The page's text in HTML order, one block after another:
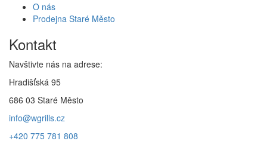
O nás
Prodejna Staré Město
Kontakt
Navštivte nás na adrese:
Hradišťská 95
686 03 Staré Město
info@wgrills.cz
+420 775 781 808